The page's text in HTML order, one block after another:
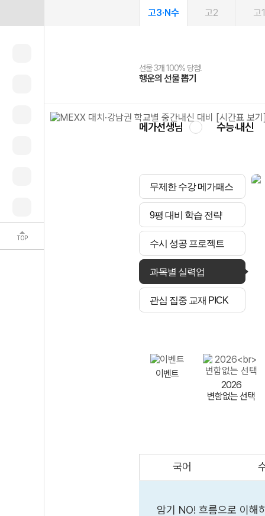
TOP
고3·N수 고2 고1
선물 3개 100% 당첨!
행운의 선물 뽑기
선물 100% 증정!
메가스터디 X 올리브
여름방학 스터디 캐시백
메가런 썸머스쿨
2027 러셀 단과
강사 공개선발
스마트러닝앱
설문 EVENT
메가패스
3일 무료 체험권
메가패스 수강생 무료혜택!
메가클럽 멤버십
사회공헌 캠페인
희망이룸 메가나눔
메가선생님 수능·내신
무제한 수강 메가패스
9평 대비 학습 전략
수시 성공 프로젝트
과목별 실력업
관심 집중 교재 PICK
이벤트
2026
변함없는 선택
국어
암기 NO! 흐름으로 이해